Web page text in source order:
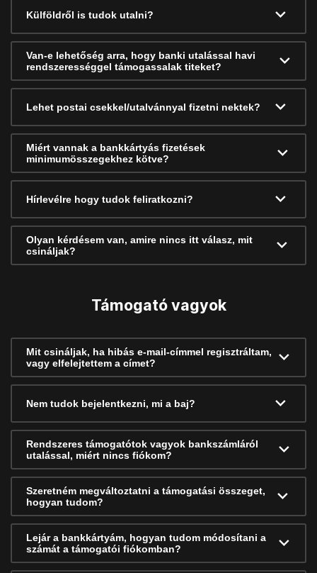
Külföldről is tudok utalni?
Van-e lehetőség arra, hogy banki utalással havi
rendszerességgel támogassalak titeket?
Lehet postai csekkel/utalvánnyal fizetni nektek?
Miért vannak a bankkártyás fizetések
minimumösszegekhez kötve?
Hírlevélre hogy tudok feliratkozni?
Olyan kérdésem van, amire nincs itt válasz, mit
csináljak?
Támogató vagyok
Mit csináljak, ha hibás e-mail-címmel regisztráltam,
vagy elfelejtettem a címet?
Nem tudok bejelentkezni, mi a baj?
Rendszeres támogatótok vagyok bankszámláról
utalással, miért nincs fiókom?
Szeretném megváltoztatni a támogatási összeget,
hogyan tudom?
Lejár a bankkártyám, hogyan tudom módosítani a
számát a támogatói fiókomban?